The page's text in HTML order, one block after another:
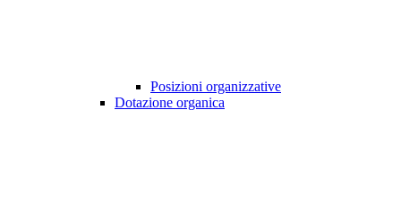
Posizioni organizzative
Dotazione organica